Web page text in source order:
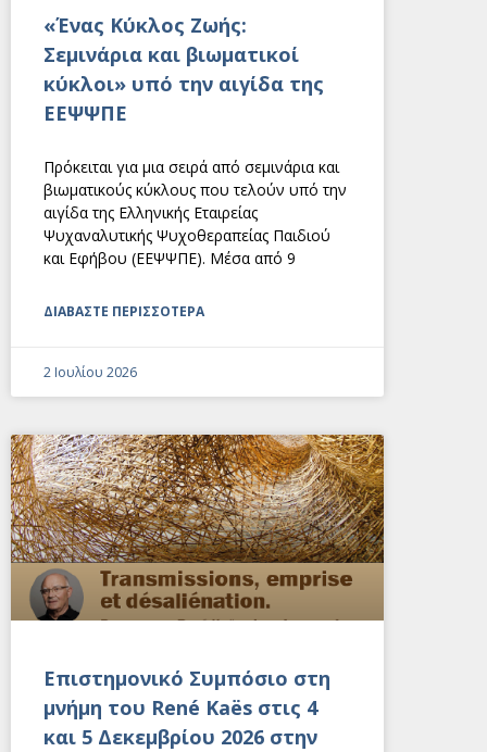
«Ένας Κύκλος Ζωής:
Σεμινάρια και βιωματικοί
κύκλοι» υπό την αιγίδα της
ΕΕΨΨΠΕ
Πρόκειται για μια σειρά από σεμινάρια και
βιωματικούς κύκλους που τελούν υπό την
αιγίδα της Ελληνικής Εταιρείας
Ψυχαναλυτικής Ψυχοθεραπείας Παιδιού
και Εφήβου (ΕΕΨΨΠΕ). Μέσα από 9
ΔΙΑΒΑΣΤΕ ΠΕΡΙΣΣΟΤΕΡΑ
2 Ιουλίου 2026
Eπιστημονικό Συμπόσιο στη
μνήμη του René Kaës στις 4
και 5 Δεκεμβρίου 2026 στην